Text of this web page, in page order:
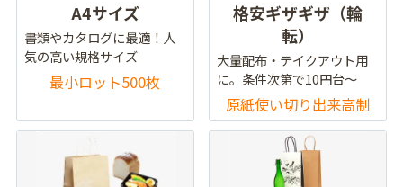
A4サイズ
書類やカタログに最適！人
気の高い規格サイズ
最小ロット500枚
格安ギザギザ（輪
転）
大量配布・テイクアウト用
に。条件次第で10円台～
原紙使い切り出来高制